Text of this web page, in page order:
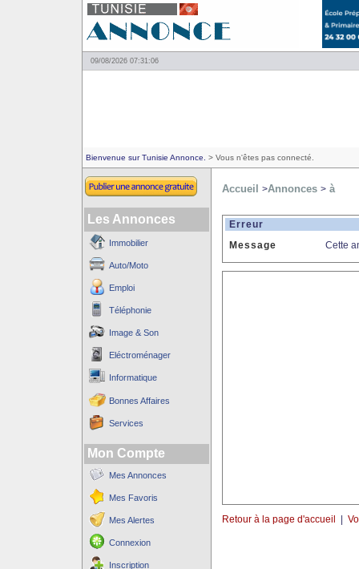
09/08/2026 07:31:06
Bienvenue sur Tunisie Annonce. > Vous n'êtes pas connecté.
Les Annonces
Immobilier
Auto/Moto
Emploi
Téléphonie
Image & Son
Eléctroménager
Informatique
Bonnes Affaires
Services
Mon Compte
Mes Annonces
Mes Favoris
Mes Alertes
Connexion
Inscription
Accueil >Annonces >à
Erreur
Message
Cette
Retour à la page d'accueil